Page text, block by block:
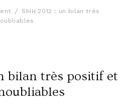
SIHH 2012 : un bilan très
bilan très positif et